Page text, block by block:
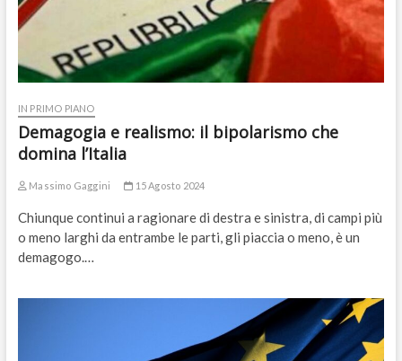
IN PRIMO PIANO
Demagogia e realismo: il bipolarismo che
domina l’Italia
Massimo Gaggini 15 Agosto 2024
Chiunque continui a ragionare di destra e sinistra, di campi più
o meno larghi da entrambe le parti, gli piaccia o meno, è un
demagogo.…